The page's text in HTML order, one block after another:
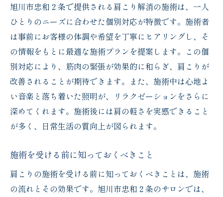
旭川市忠和２条で提供される肩こり解消の施術は、一人
ひとりのニーズに合わせた個別対応が特徴です。施術者
は事前にお客様の体調や希望を丁寧にヒアリングし、そ
の情報をもとに最適な施術プランを提案します。この個
別対応により、筋肉の緊張が効果的に和らぎ、肩こりが
改善されることが期待できます。また、施術中は心地よ
い音楽と落ち着いた照明が、リラクゼーションをさらに
深めてくれます。施術後には肩の軽さを実感できること
が多く、日常生活の質向上が図られます。
施術を受ける前に知っておくべきこと
肩こりの施術を受ける前に知っておくべきことは、施術
の流れとその効果です。旭川市忠和２条のサロンでは、